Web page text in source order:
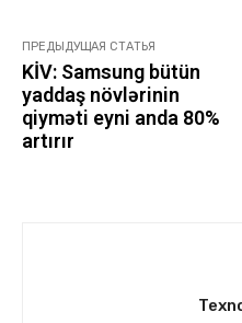
ПРЕДЫДУЩАЯ СТАТЬЯ
KİV: Samsung bütün
yaddaş növlərinin
qiyməti eyni anda 80%
artırır